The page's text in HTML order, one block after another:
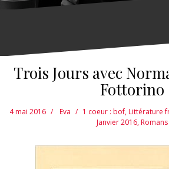
Trois Jours avec
Fottorino
4 mai 2016 Eva 1 coeur : bof,Littérature
Janvier 2016,Romans